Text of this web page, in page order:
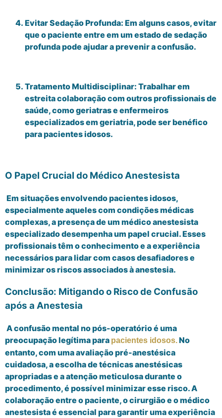
Evitar Sedação Profunda: Em alguns casos, evitar
que o paciente entre em um estado de sedação
profunda pode ajudar a prevenir a confusão.
Tratamento Multidisciplinar: Trabalhar em
estreita colaboração com outros profissionais de
saúde, como geriatras e enfermeiros
especializados em geriatria, pode ser benéfico
para pacientes idosos.
O Papel Crucial do Médico Anestesista
Em situações envolvendo pacientes idosos,
especialmente aqueles com condições médicas
complexas, a presença de um médico anestesista
especializado desempenha um papel crucial. Esses
profissionais têm o conhecimento e a experiência
necessários para lidar com casos desafiadores e
minimizar os riscos associados à anestesia.
Conclusão: Mitigando o Risco de Confusão
após a Anestesia
A confusão mental no pós-operatório é uma
preocupação legítima para pacientes idosos.No
entanto, com uma avaliação pré-anestésica
cuidadosa, a escolha de técnicas anestésicas
apropriadas e a atenção meticulosa durante o
procedimento, é possível minimizar esse risco. A
colaboração entre o paciente, o cirurgião e o médico
anestesista é essencial para garantir uma experiência